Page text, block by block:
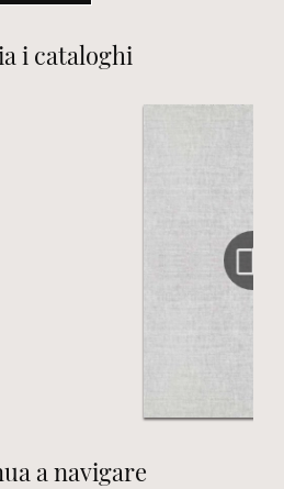
i cataloghi
a navigare